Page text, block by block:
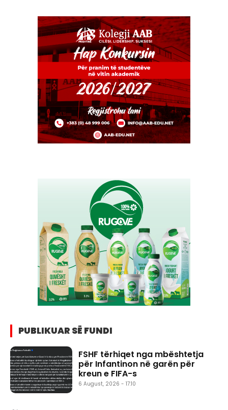
PUBLIKUAR SË FUNDI
FSHF tërhiqet nga mbështetja
për Infantinon në garën për
kreun e FIFA-s
6 August, 2026 - 17:10